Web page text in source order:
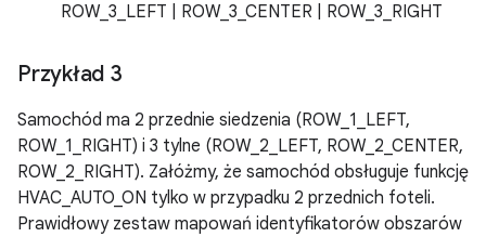
ROW_3_LEFT | ROW_3_CENTER | ROW_3_RIGHT
Przykład 3
Samochód ma 2 przednie siedzenia (ROW_1_LEFT,
ROW_1_RIGHT) i 3 tylne (ROW_2_LEFT, ROW_2_CENTER,
ROW_2_RIGHT). Załóżmy, że samochód obsługuje funkcję
HVAC_AUTO_ON tylko w przypadku 2 przednich foteli.
Prawidłowy zestaw mapowań identyfikatorów obszarów